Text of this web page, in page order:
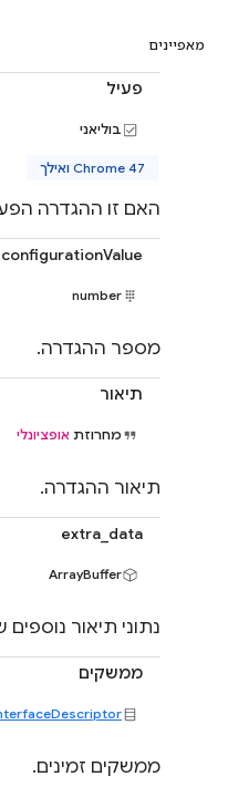
מאפיינים
פעיל
בוליאני
Chrome 47 ואילך
האם זו ההגדרה
configurationValue
number
מספר ההגדרה.
תיאור
מחרוזת אופציונלי
תיאור ההגדרה.
extra_data
ArrayBuffer
נתוני תיאור
ממשקים
ממשקים זמינים.